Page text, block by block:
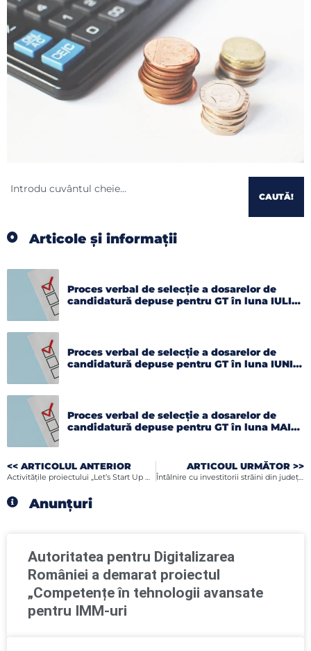
CAUTĂ!
Articole și informații
Proces verbal de selecție a dosarelor de
candidatură depuse pentru GT în luna IULIE
Proces verbal de selecție a dosarelor de
candidatură depuse pentru GT în luna IUNIE
Proces verbal de selecție a dosarelor de
candidatură depuse pentru GT în luna MAI
<< ARTICOLUL ANTERIOR
Activitățile proiectului „Let’s Start Up Afacerea Ta!” continuă cu ultima conferință de informare!
ARTICOUL URMĂTOR >>
Întâlnire cu investitorii străini din judeţul Botoşani organizată de CCIA
Anunțuri
Autoritatea pentru Digitalizarea
României a demarat proiectul
„Competențe în tehnologii avansate
pentru IMM-uri